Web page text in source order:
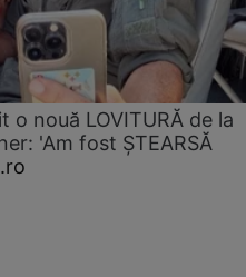
o nouă LOVITURĂ de la
'Am fost ȘTEARSĂ